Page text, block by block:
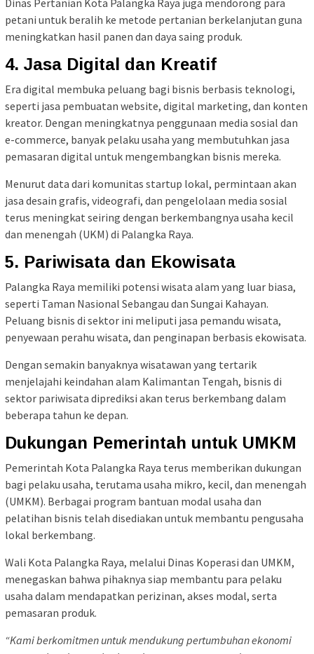
petani untuk beralih ke metode pertanian berkelanjutan guna
meningkatkan hasil panen dan daya saing produk.
4. Jasa Digital dan Kreatif
Era digital membuka peluang bagi bisnis berbasis teknologi,
seperti jasa pembuatan website, digital marketing, dan konten
kreator. Dengan meningkatnya penggunaan media sosial dan
e-commerce, banyak pelaku usaha yang membutuhkan jasa
pemasaran digital untuk mengembangkan bisnis mereka.
Menurut data dari komunitas startup lokal, permintaan akan
jasa desain grafis, videografi, dan pengelolaan media sosial
terus meningkat seiring dengan berkembangnya usaha kecil
dan menengah (UKM) di Palangka Raya.
5. Pariwisata dan Ekowisata
Palangka Raya memiliki potensi wisata alam yang luar biasa,
seperti Taman Nasional Sebangau dan Sungai Kahayan.
Peluang bisnis di sektor ini meliputi jasa pemandu wisata,
penyewaan perahu wisata, dan penginapan berbasis ekowisata.
Dengan semakin banyaknya wisatawan yang tertarik
menjelajahi keindahan alam Kalimantan Tengah, bisnis di
sektor pariwisata diprediksi akan terus berkembang dalam
beberapa tahun ke depan.
Dukungan Pemerintah untuk UMKM
Pemerintah Kota Palangka Raya terus memberikan dukungan
bagi pelaku usaha, terutama usaha mikro, kecil, dan menengah
(UMKM). Berbagai program bantuan modal usaha dan
pelatihan bisnis telah disediakan untuk membantu pengusaha
lokal berkembang.
Wali Kota Palangka Raya, melalui Dinas Koperasi dan UMKM,
menegaskan bahwa pihaknya siap membantu para pelaku
usaha dalam mendapatkan perizinan, akses modal, serta
pemasaran produk.
“Kami berkomitmen untuk mendukung pertumbuhan ekonomi